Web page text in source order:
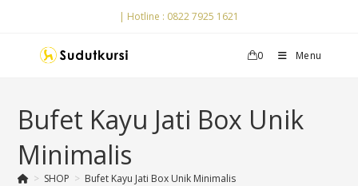
| Hotline : 0822 7925 1621
0 Menu
Bufet Kayu Jati Box Unik
Minimalis
> SHOP > Bufet Kayu Jati Box Unik Minimalis